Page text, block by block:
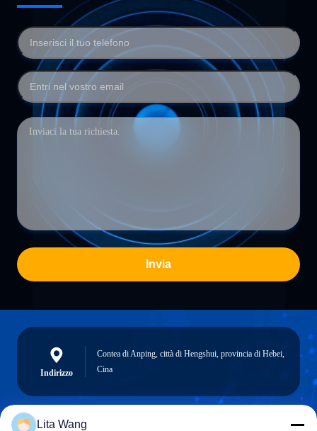
Invia
Indirizzo
Contea di Anping, città di Hengshui, provincia di Hebei,
Cina
Lita Wang